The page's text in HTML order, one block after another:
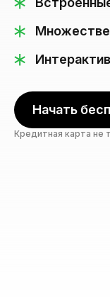
Начать
Кредитная карта не